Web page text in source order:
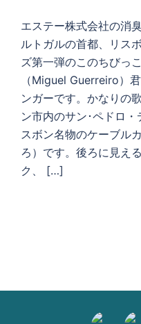
エステー株式会社の消
ルトガルの首都、リス
ズ第一弾のこのちびっ
（Miguel Guerreiro）
ンガーです。かなりの
ン市内のサン･ペドロ
スボン名物のケーブル
ろ）です。後ろに見え
ク、 […]